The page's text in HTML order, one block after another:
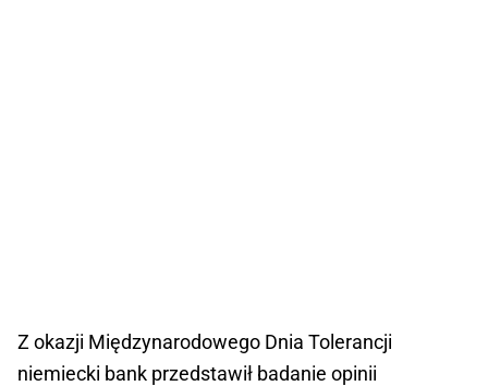
Z okazji Międzynarodowego Dnia Tolerancji
niemiecki bank przedstawił badanie opinii